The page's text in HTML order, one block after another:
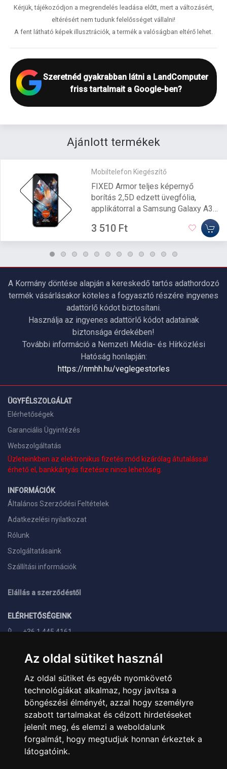
Az oldal sütiket használ
Az oldal sütiket és egyéb nyomkövető
technológiákat alkalmaz, hogy javítsa a
böngészési élményét, azzal hogy személyre
szabott tartalmakat és célzott hirdetéseket
jelenít meg, és elemzi a weboldalunk
forgalmát, hogy megtudjuk honnan érkeztek a
látogatóink.
Kérjük, tájékozódjon a megrendelés leadása előtt, mert a változásért,
eltérésért nem tudunk felelősséget vállalni!
A fent látható képek illusztrációk, a termék a valóságban eltérő lehet.
Szeretnéd gyakrabban látni a LandComputer
friss tartalmait a Google-ben?
Ajánlott termékek
Mobiltelefon Kiegészítő
FIXED Armor teljes képernyő
borítás 2,5D edzett üvegfólia,
applikátorral a Samsung Galaxy A35
5G készülékhez, fekete, FIXGA-
1262-BK
3 510 Ft
A Kormány döntése alapján a kereskedő tartós adathordozó
termék vásárlásakor köteles a fogyasztó részére ingyenes
adattörlő kódot biztosítani.
Használja az ingyenes adattörlő kódot adatainak
biztonsága érdekében!
További információ a Nemzeti Média- és Hírközlési
Hatóság honlapján:
https://nmhh.hu/veglegestorles
ÜGYFÉLSZOLGÁLAT
Elérhetőségek
Garanciális Ügyintézés
Webszolgáltatás
Üzleteinkben az elektronikus fizetés mód kizárólag átutalással
érhető el, bankkártyás fizetésre nincs lehetőség.
INFORMÁCIÓK
Általános Szerződési Feltételek
Adatkezelési nyilatkozat
Rólunk
Szolgáltatásaink
Szállítási információk
Elállás a szerződéstől
ELÉRHETŐSÉGEINK
+36 1 445 4161
info@landcomputer.hu
1148 Budapest, Nagy Lajos király útja 24.
Nyitvatartás és kapcsolat
PARTNEREINK
Árukereső.hu